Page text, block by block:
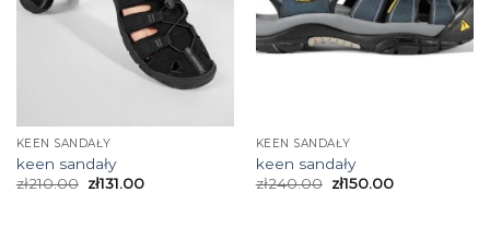
KEEN SANDAŁY
keen sandały
zł210.00 zł131.00
KEEN SANDAŁY
keen sandały
zł240.00 zł150.00